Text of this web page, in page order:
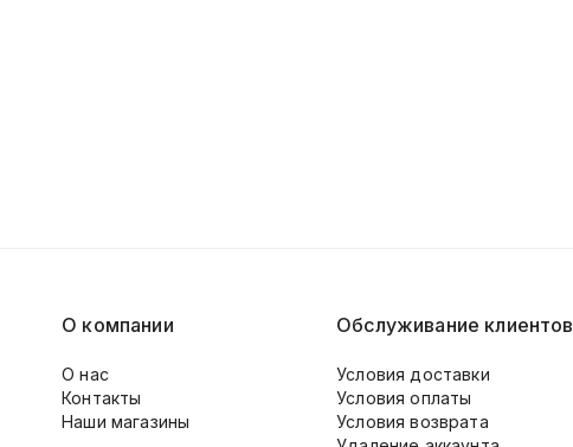
О компании
О нас
Контакты
Наши магазины
Обслуживание клиентов
Условия доставки
Условия оплаты
Условия возврата